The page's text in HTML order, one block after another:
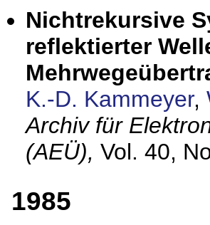
Nichtrekursive
reflektierter
K.-D. Kammeyer,
Archiv für
(AEÜ), Vol. 40,
1985